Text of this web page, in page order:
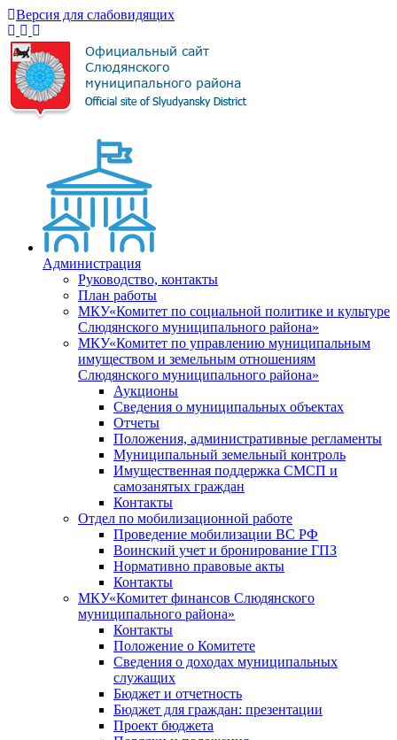
Версия для слабовидящих
Администрация
Руководство, контакты
План работы
МКУ«Комитет по социальной политике и культуре
Слюдянского муниципального района»
МКУ«Комитет по управлению муниципальным
имуществом и земельным отношениям
Слюдянского муниципального района»
Аукционы
Сведения о муниципальных объектах
Отчеты
Положения, административные регламенты
Муниципальный земельный контроль
Имущественная поддержка СМСП и
самозанятых граждан
Контакты
Отдел по мобилизационной работе
Проведение мобилизации ВС РФ
Воинский учет и бронирование ГПЗ
Нормативно правовые акты
Контакты
МКУ«Комитет финансов Слюдянского
муниципального района»
Контакты
Положение о Комитете
Сведения о доходах муниципальных
служащих
Бюджет и отчетность
Бюджет для граждан: презентации
Проект бюджета